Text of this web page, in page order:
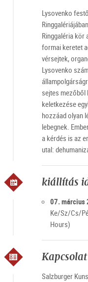
Lysovenko
Ringgaléria kör
formai keretet
vérsejtek,
Lysovenko
sejtes mezőből
keletkezése
hozzáad olyan
lebegnek.
a kérdés is az
utal:
kiállítás
07. március
Ke/Sz/Cs/
Hours)
Kapcsolat
Salzburger